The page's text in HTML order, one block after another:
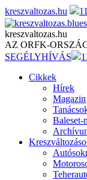
Skip
to
content
kreszvaltozas.hu
kreszvaltozas.hu
AZ ORFK-
SEGÉLYHÍVÁS
Cikkek
Hírek
Magazin
Baleset-